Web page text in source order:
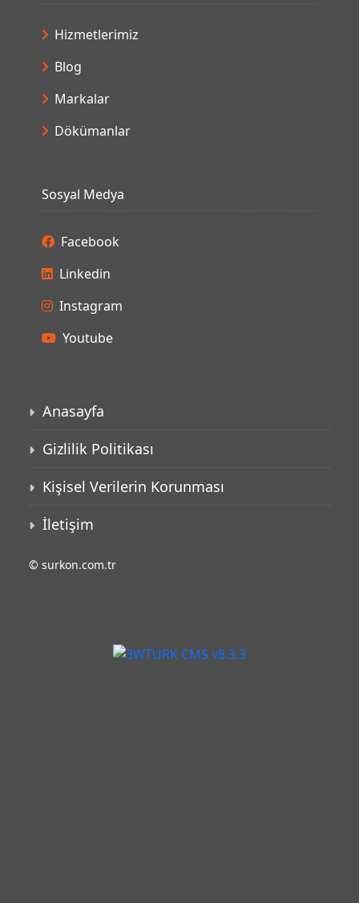
Hizmetlerimiz
Blog
Markalar
Dökümanlar
Sosyal Medya
Facebook
Linkedin
Instagram
Youtube
Anasayfa
Gizlilik Politikası
Kişisel Verilerin Korunması
İletişim
© surkon.com.tr